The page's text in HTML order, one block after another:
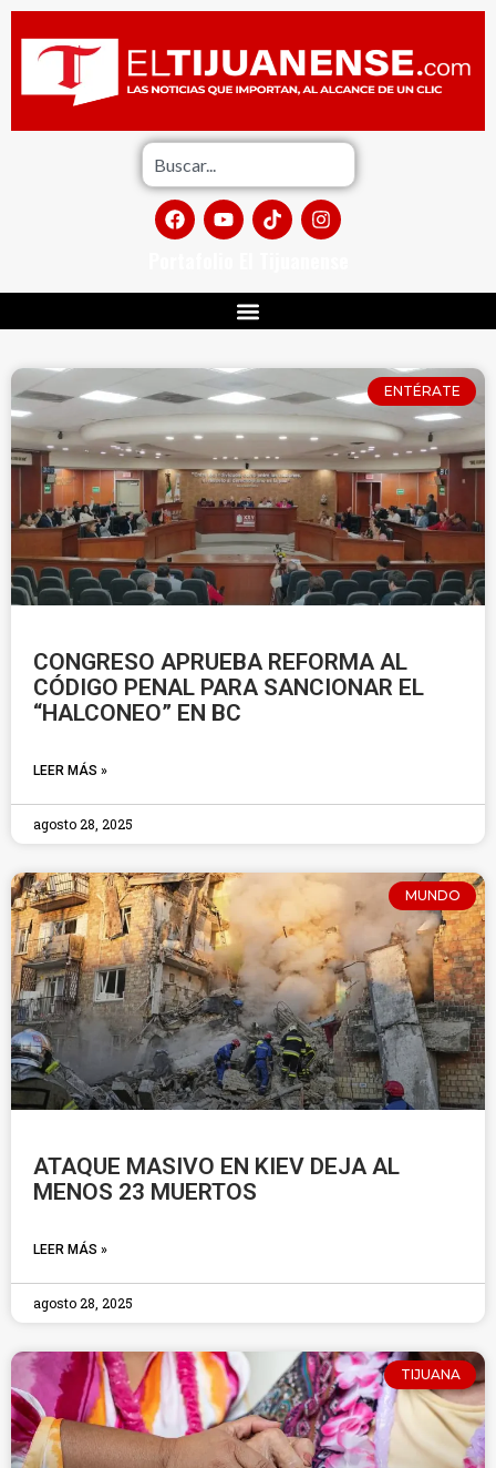
ENTÉRATE
CONGRESO APRUEBA REFORMA AL
CÓDIGO PENAL PARA SANCIONAR EL
“HALCONEO” EN BC
LEER MÁS »
agosto 28, 2025
MUNDO
ATAQUE MASIVO EN KIEV DEJA AL
MENOS 23 MUERTOS
LEER MÁS »
agosto 28, 2025
TIJUANA